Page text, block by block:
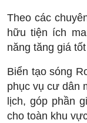
Theo các
hữu tiện ích
năng tăng giá
Biển tạo sóng
phục vụ cư dân
lịch, góp phần
cho toàn khu